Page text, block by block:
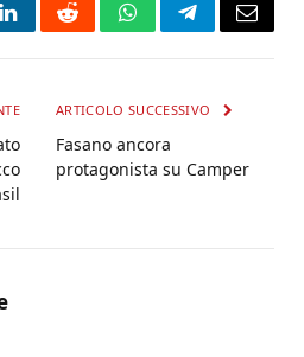
LinkedInRedditWhatsAppTelegramEmail
ARTICOLO SUCCESSIVO
Fasano ancora
protagonista su Camper